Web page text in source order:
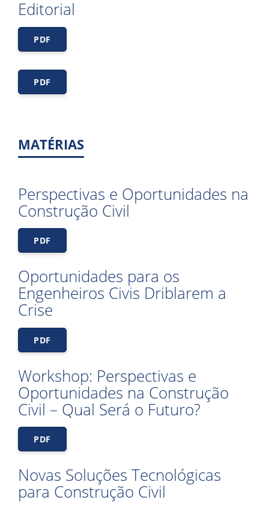
Editorial
PDF
PDF
MATÉRIAS
Perspectivas e Oportunidades na
Construção Civil
PDF
Oportunidades para os
Engenheiros Civis Driblarem a
Crise
PDF
Workshop: Perspectivas e
Oportunidades na Construção
Civil – Qual Será o Futuro?
PDF
Novas Soluções Tecnológicas
para Construção Civil